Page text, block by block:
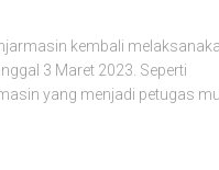
kembali
3 Maret 2023. Seperti
yang menjadi petugas